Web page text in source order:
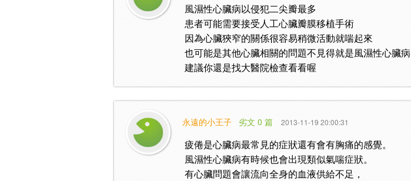
風濕性心臟病以侵犯二尖瓣最多
患者可能需要接受人工心臟瓣膜移植手術
因為心臟狹窄的關係很容易稍微活動就喘起來
也可能是其他心臟相關的問題不見得就是風濕性心臟病
建議你還是找大醫院檢查看看喔
永遠的小王子 劣文 0 篇 2013-11-19 20:00:31
疲倦是心臟病最常見的症狀還有會有胸痛的感覺。
風濕性心臟病有時候也會出現類似氣喘症狀。
有心臟問題會讓流向全身的血液供給不足，